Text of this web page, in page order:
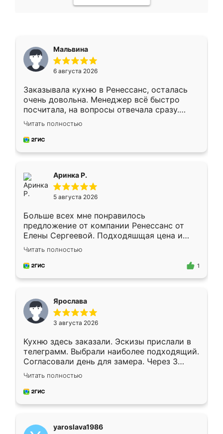
Мальвина
6 августа 2026
Заказывала кухню в Ренессанс, осталась
очень довольна. Менеджер всё быстро
посчитала, на вопросы отвечала сразу.
Замерщик приехал в субботу, подошёл к
делу со всей ответственностью. Собрали
за день, ребята работали аккуратно, даже
Читать полностью
Аринка Р.
5 августа 2026
Больше всех мне понравилось
предложение от компании Ренессанс от
Елены Сергеевой. Подходяшщая цена и
короткие сроки изготовления. Приехавший
для замера сотрудник Владислав
предложил по моему эскизу самый
Читать полностью
1
Ярослава
3 августа 2026
Кухню здесь заказали. Эскизы прислали в
телеграмм. Выбрали наиболее подходящий.
Согласовали день для замера. Через 3
недели кухня была уже готова. Остались
довольны работой. Спасибо Ренессанс
мебель за качественную работу!
Читать полностью
yaroslava1986